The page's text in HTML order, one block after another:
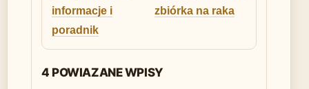
informacje i
poradnik
zbiórka na raka
4 POWIAZANE WPISY